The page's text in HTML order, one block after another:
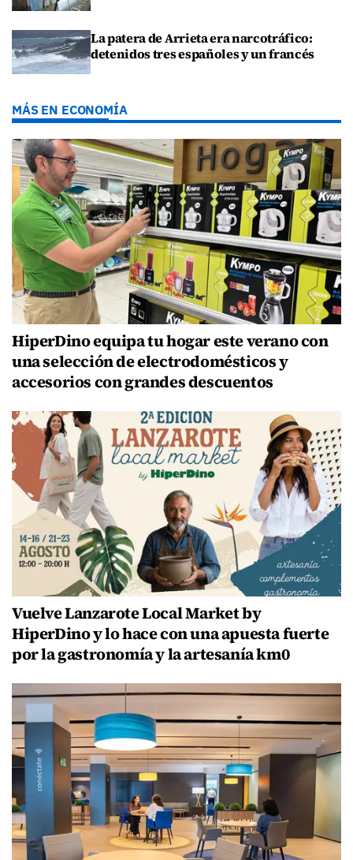
La patera de Arrieta era narcotráfico:
detenidos tres españoles y un francés
MÁS EN ECONOMÍA
HiperDino equipa tu hogar este verano con
una selección de electrodomésticos y
accesorios con grandes descuentos
Vuelve Lanzarote Local Market by
HiperDino y lo hace con una apuesta fuerte
por la gastronomía y la artesanía km0